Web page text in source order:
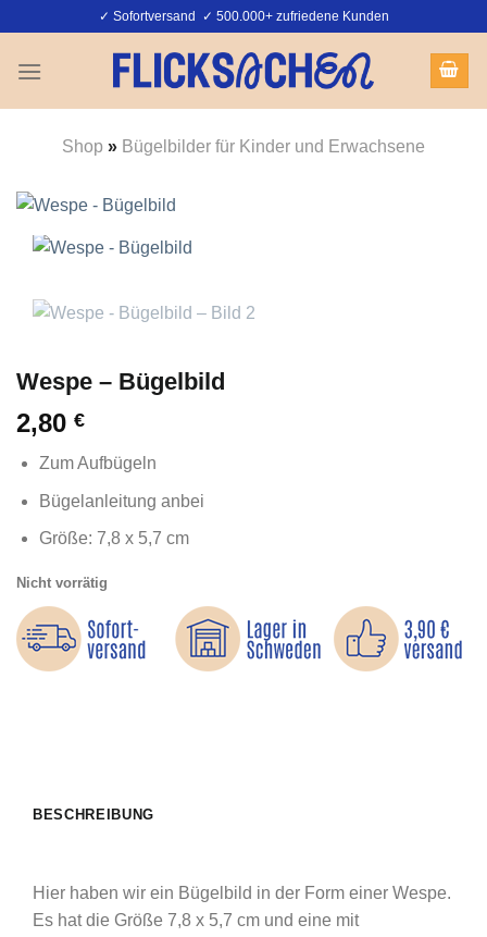
springen
✓ Sofortversand ✓ 500.000+ zufriedene Kunden
Shop » Bügelbilder für Kinder und Erwachsene
Wespe – Bügelbild
2,80 €
Zum Aufbügeln
Bügelanleitung anbei
Größe: 7,8 x 5,7 cm
Nicht vorrätig
BESCHREIBUNG
Hier haben wir ein Bügelbild in der Form einer Wespe.
Es hat die Größe 7,8 x 5,7 cm und eine mit